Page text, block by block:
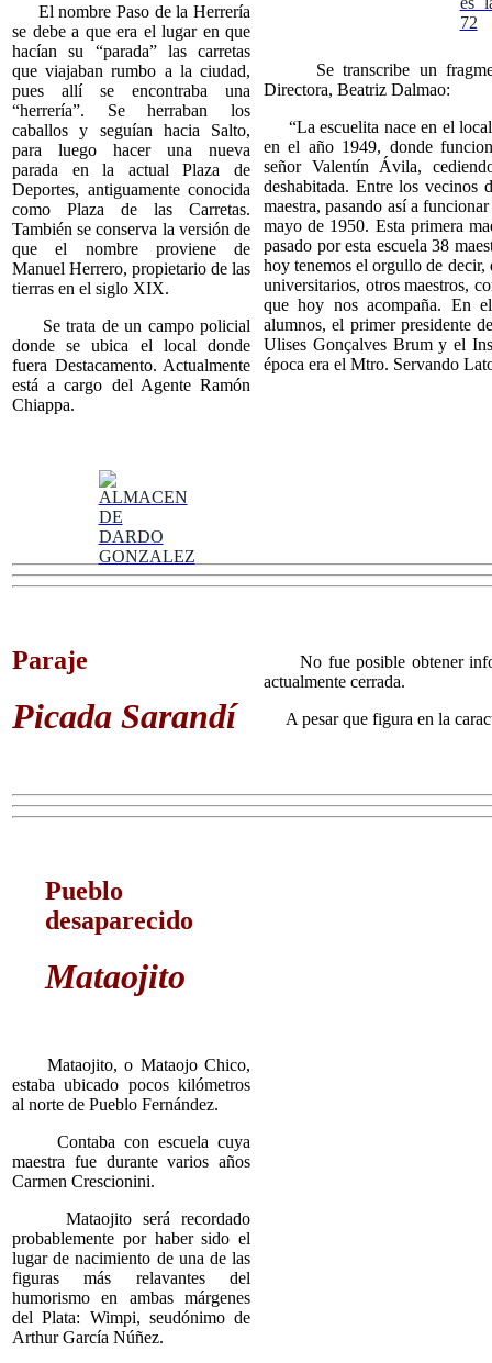
El nombre Paso de la Herrería
se debe a que era el lugar en que
hacían su “parada” las carretas
que viajaban rumbo a la ciudad,
pues allí se encontraba una
“herrería”. Se herraban los
caballos y seguían hacia Salto,
para luego hacer una nueva
parada en la actual Plaza de
Deportes, antiguamente conocida
como Plaza de las Carretas.
También se conserva la versión de
que el nombre proviene de
Manuel Herrero, propietario de las
tierras en el siglo XIX.
Se trata de un campo policial
donde se ubica el local donde
fuera Destacamento. Actualmente
está a cargo del Agente Ramón
Chiappa.
Se transcribe un
Directora, Beatriz Dalmao:
“La escuelita nace en el local
en el año 1949, donde
señor Valentín Ávila,
deshabitada. Entre los vecinos
maestra, pasando así a
mayo de 1950. Esta primera
pasado por esta escuela 38
hoy tenemos el orgullo de decir,
universitarios, otros maestros,
que hoy nos acompaña. En
alumnos, el primer presidente
Ulises Gonçalves Brum y el
época era el Mtro. Servando
Paraje
Picada Sarandí
No fue posible obtener
actualmente cerrada.
A pesar que figura en la
Pueblo
desaparecido
Mataojito
Mataojito, o Mataojo Chico,
estaba ubicado pocos kilómetros
al norte de Pueblo Fernández.
Contaba con escuela cuya
maestra fue durante varios años
Carmen Crescionini.
Mataojito será recordado
probablemente por haber sido el
lugar de nacimiento de una de las
figuras más relavantes del
humorismo en ambas márgenes
del Plata: Wimpi, seudónimo de
Arthur García Núñez.